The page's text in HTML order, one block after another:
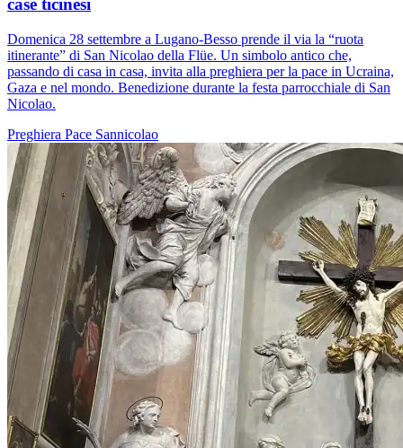
case ticinesi
Domenica 28 settembre a Lugano-Besso prende il via la “ruota
itinerante” di San Nicolao della Flüe. Un simbolo antico che,
passando di casa in casa, invita alla preghiera per la pace in Ucraina,
Gaza e nel mondo. Benedizione durante la festa parrocchiale di San
Nicolao.
Preghiera Pace Sannicolao